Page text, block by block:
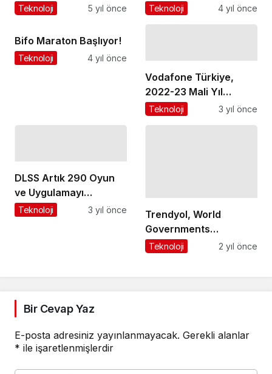
hazır mısınız?
Teknoloji 5 yıl önce
Romanya'ya Yolculuk
Teknoloji 4 yıl önce
Bifo Maraton Başlıyor!
Teknoloji 4 yıl önce
Vodafone Türkiye,
2022-23 Mali Yıl
Sonuçlarını Açıkladı
Teknoloji 3 yıl önce
DLSS Artık 290 Oyun
ve Uygulamayı
Destekliyor!
Teknoloji 3 yıl önce
Trendyol, World
Governments
Summit'te Türk
Teknoloji 2 yıl önce
Bir Cevap Yaz
E-posta adresiniz yayınlanmayacak. Gerekli alanlar
* ile işaretlenmişlerdir